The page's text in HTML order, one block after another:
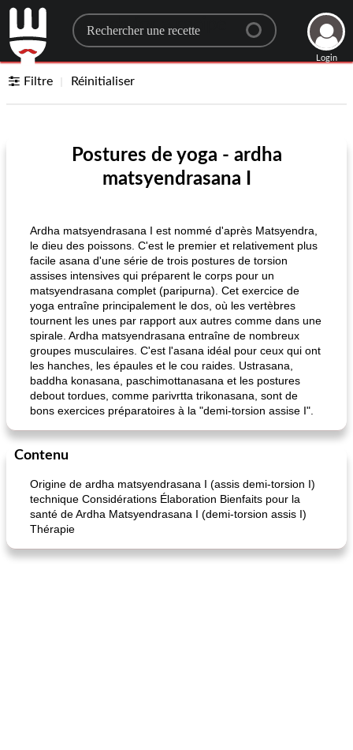
Search for a recipe
Login
Filtre Réinitialiser
Postures de yoga - ardha
matsyendrasana I
Ardha matsyendrasana I est nommé d'après Matsyendra,
le dieu des poissons. C'est le premier et relativement plus
facile asana d'une série de trois postures de torsion
assises intensives qui préparent le corps pour un
matsyendrasana complet (paripurna). Cet exercice de
yoga entraîne principalement le dos, où les vertèbres
tournent les unes par rapport aux autres comme dans une
spirale. Ardha matsyendrasana entraîne de nombreux
groupes musculaires. C'est l'asana idéal pour ceux qui ont
les hanches, les épaules et le cou raides. Ustrasana,
baddha konasana, paschimottanasana et les postures
debout tordues, comme parivrtta trikonasana, sont de
bons exercices préparatoires à la "demi-torsion assise I".
Contenu
Origine de ardha matsyendrasana I (assis demi-torsion I)
technique Considérations Élaboration Bienfaits pour la
santé de Ardha Matsyendrasana I (demi-torsion assis I)
Thérapie